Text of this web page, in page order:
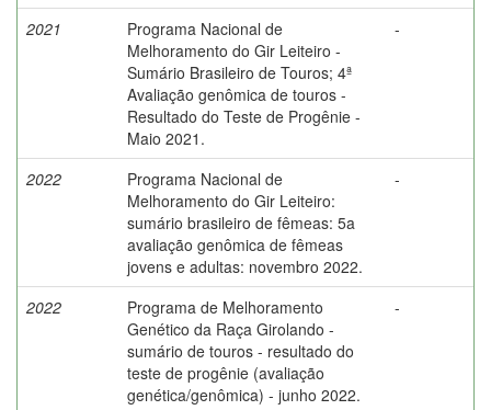
2021
Programa Nacional de
Melhoramento do Gir Leiteiro -
Sumário Brasileiro de Touros; 4ª
Avaliação genômica de touros -
Resultado do Teste de Progênie -
Maio 2021.
-
2022
Programa Nacional de
Melhoramento do Gir Leiteiro:
sumário brasileiro de fêmeas: 5a
avaliação genômica de fêmeas
jovens e adultas: novembro 2022.
-
2022
Programa de Melhoramento
Genético da Raça Girolando -
sumário de touros - resultado do
teste de progênie (avaliação
genética/genômica) - junho 2022.
-